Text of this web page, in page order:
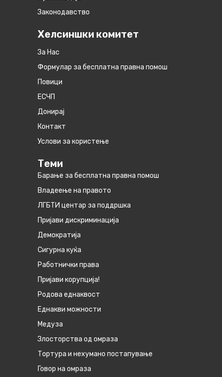
Законодавство
Хелсиншки комитет
За Нас
Формулар за бесплатна правна помош
Повици
ЕСЧП
Донирај
Контакт
Услови за користење
Теми
Барање за бесплатна правна помош
Владеење на правото
ЛГБТИ центар за поддршка
Пријави дискриминација
Демократија
Сигурна куќа
Работнички права
Пријави корупција!
Родова еднаквост
Eднакви можности
Медуза
Злосторства од омраза
Тортура и нехумано постапување
Говор на омраза